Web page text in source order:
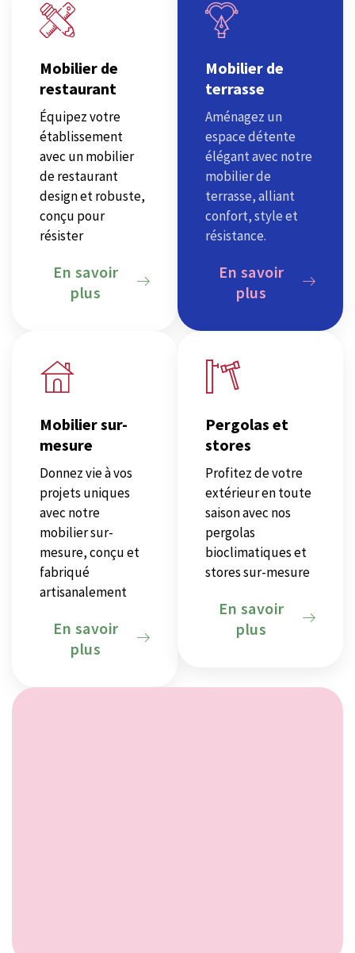
Mobilier de
restaurant
Équipez votre
établissement
avec un mobilier
de restaurant
design et robuste,
conçu pour
résister
En savoir
plus
Mobilier de
terrasse
Aménagez un
espace détente
élégant avec notre
mobilier de
terrasse, alliant
confort, style et
résistance.
En savoir
plus
Mobilier sur-
mesure
Donnez vie à vos
projets uniques
avec notre
mobilier sur-
mesure, conçu et
fabriqué
artisanalement
En savoir
plus
Pergolas et
stores
Profitez de votre
extérieur en toute
saison avec nos
pergolas
bioclimatiques et
stores sur-mesure
En savoir
plus